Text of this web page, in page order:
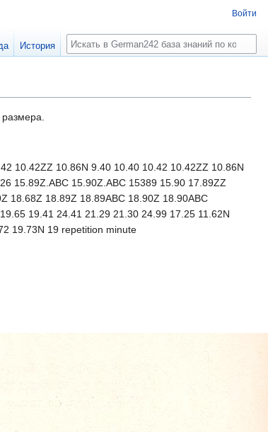
10.42ZZ 10.86N 9.40 10.40 10.42 10.42ZZ 10.86N
15.89Z.ABC 15.90Z.ABC 15389 15.90 17.89ZZ
18.68Z 18.89Z 18.89ABC 18.90Z 18.90ABC
19.41 24.41 21.29 21.30 24.99 17.25 11.62N
19.73N 19 repetition minute
Войти
История Поиск